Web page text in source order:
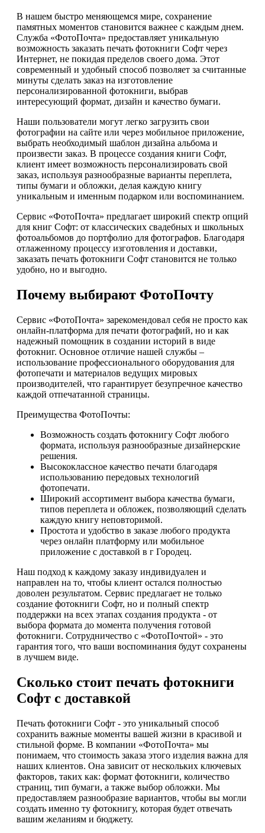
В нашем быстро меняющемся мире, сохранение
памятных моментов становится важнее с каждым днем.
Служба «ФотоПочта» предоставляет уникальную
возможность заказать печать фотокниги Софт через
Интернет, не покидая пределов своего дома. Этот
современный и удобный способ позволяет за считанные
минуты сделать заказ на изготовление
персонализированной фотокниги, выбрав
интересующий формат, дизайн и качество бумаги.
Наши пользователи могут легко загрузить свои
фотографии на сайте или через мобильное приложение,
выбрать необходимый шаблон дизайна альбома и
произвести заказ. В процессе создания книги Софт,
клиент имеет возможность персонализировать свой
заказ, используя разнообразные варианты переплета,
типы бумаги и обложки, делая каждую книгу
уникальным и именным подарком или воспоминанием.
Сервис «ФотоПочта» предлагает широкий спектр опций
для книг Софт: от классических свадебных и школьных
фотоальбомов до портфолио для фотографов. Благодаря
отлаженному процессу изготовления и доставки,
заказать печать фотокниги Софт становится не только
удобно, но и выгодно.
Почему выбирают ФотоПочту
Сервис «ФотоПочта» зарекомендовал себя не просто как
онлайн-платформа для печати фотографий, но и как
надежный помощник в создании историй в виде
фотокниг. Основное отличие нашей службы –
использование профессионального оборудования для
фотопечати и материалов ведущих мировых
производителей, что гарантирует безупречное качество
каждой отпечатанной страницы.
Преимущества ФотоПочты:
Возможность создать фотокнигу Софт любого
формата, используя разнообразные дизайнерские
решения.
Высококлассное качество печати благодаря
использованию передовых технологий
фотопечати.
Широкий ассортимент выбора качества бумаги,
типов переплета и обложек, позволяющий сделать
каждую книгу неповторимой.
Простота и удобство в заказе любого продукта
через онлайн платформу или мобильное
приложение с доставкой в г Городец.
Наш подход к каждому заказу индивидуален и
направлен на то, чтобы клиент остался полностью
доволен результатом. Сервис предлагает не только
создание фотокниги Софт, но и полный спектр
поддержки на всех этапах создания продукта - от
выбора формата до момента получения готовой
фотокниги. Сотрудничество с «ФотоПочтой» - это
гарантия того, что ваши воспоминания будут сохранены
в лучшем виде.
Сколько стоит печать фотокниги
Софт с доставкой
Печать фотокниги Софт - это уникальный способ
сохранить важные моменты вашей жизни в красивой и
стильной форме. В компании «ФотоПочта» мы
понимаем, что стоимость заказа этого изделия важна для
наших клиентов. Она зависит от нескольких ключевых
факторов, таких как: формат фотокниги, количество
страниц, тип бумаги, а также выбор обложки. Мы
предоставляем разнообразие вариантов, чтобы вы могли
создать именно ту фотокнигу, которая будет отвечать
вашим желаниям и бюджету.